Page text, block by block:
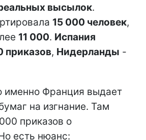
высылок.
15 000 человек,
11 000. Испания
приказов, Нидерланды -
именно Франция выдает
на изгнание. Там
приказов о
есть нюанс: